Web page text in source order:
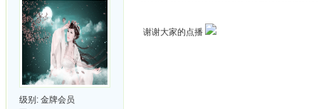
级别: 金牌会员
谢谢大家的点播